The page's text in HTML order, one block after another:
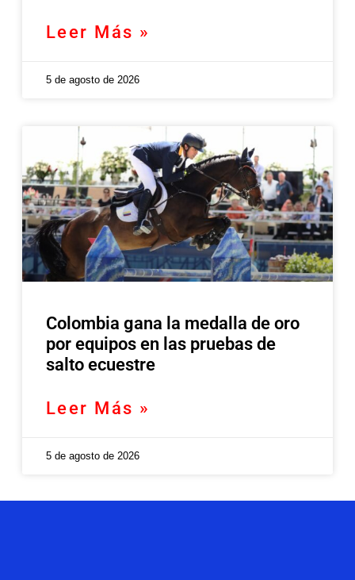
Leer Más »
5 de agosto de 2026
Colombia gana la medalla de oro
por equipos en las pruebas de
salto ecuestre
Leer Más »
5 de agosto de 2026